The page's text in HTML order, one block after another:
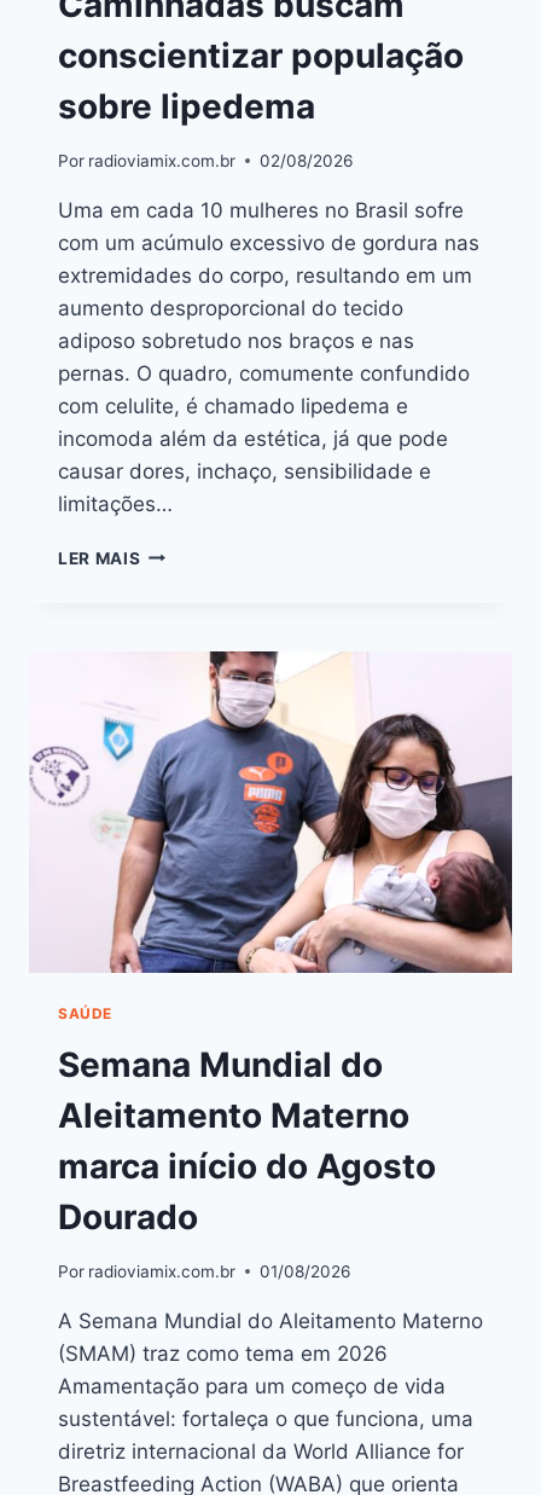
conscientizar população
sobre lipedema
Por radioviamix.com.br 02/08/2026
Uma em cada 10 mulheres no Brasil sofre
com um acúmulo excessivo de gordura nas
extremidades do corpo, resultando em um
aumento desproporcional do tecido
adiposo sobretudo nos braços e nas
pernas. O quadro, comumente confundido
com celulite, é chamado lipedema e
incomoda além da estética, já que pode
causar dores, inchaço, sensibilidade e
limitações…
LER MAIS
SAÚDE
Semana Mundial do
Aleitamento Materno
marca início do Agosto
Dourado
Por radioviamix.com.br 01/08/2026
A Semana Mundial do Aleitamento Materno
(SMAM) traz como tema em 2026
Amamentação para um começo de vida
sustentável: fortaleça o que funciona, uma
diretriz internacional da World Alliance for
Breastfeeding Action (WABA) que orienta